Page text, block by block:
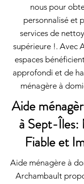
nous pour
personnalisé et
services de
supérieure !. Avec
espaces
approfondi et de
ménagère à
Aide
à Sept-
Fiable et
Aide ménagère à
Archambault